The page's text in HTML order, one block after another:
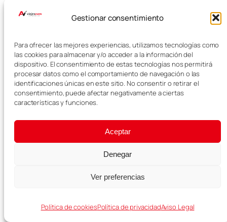
Gestionar consentimiento
Para ofrecer las mejores experiencias, utilizamos tecnologías como
las cookies para almacenar y/o acceder a la información del
dispositivo. El consentimiento de estas tecnologías nos permitirá
procesar datos como el comportamiento de navegación o las
identificaciones únicas en este sitio. No consentir o retirar el
consentimiento, puede afectar negativamente a ciertas
características y funciones.
Aceptar
Denegar
Ver preferencias
Política de cookiesPolítica de privacidadAviso Legal
RECOMENDADO PARA TU VIAJE